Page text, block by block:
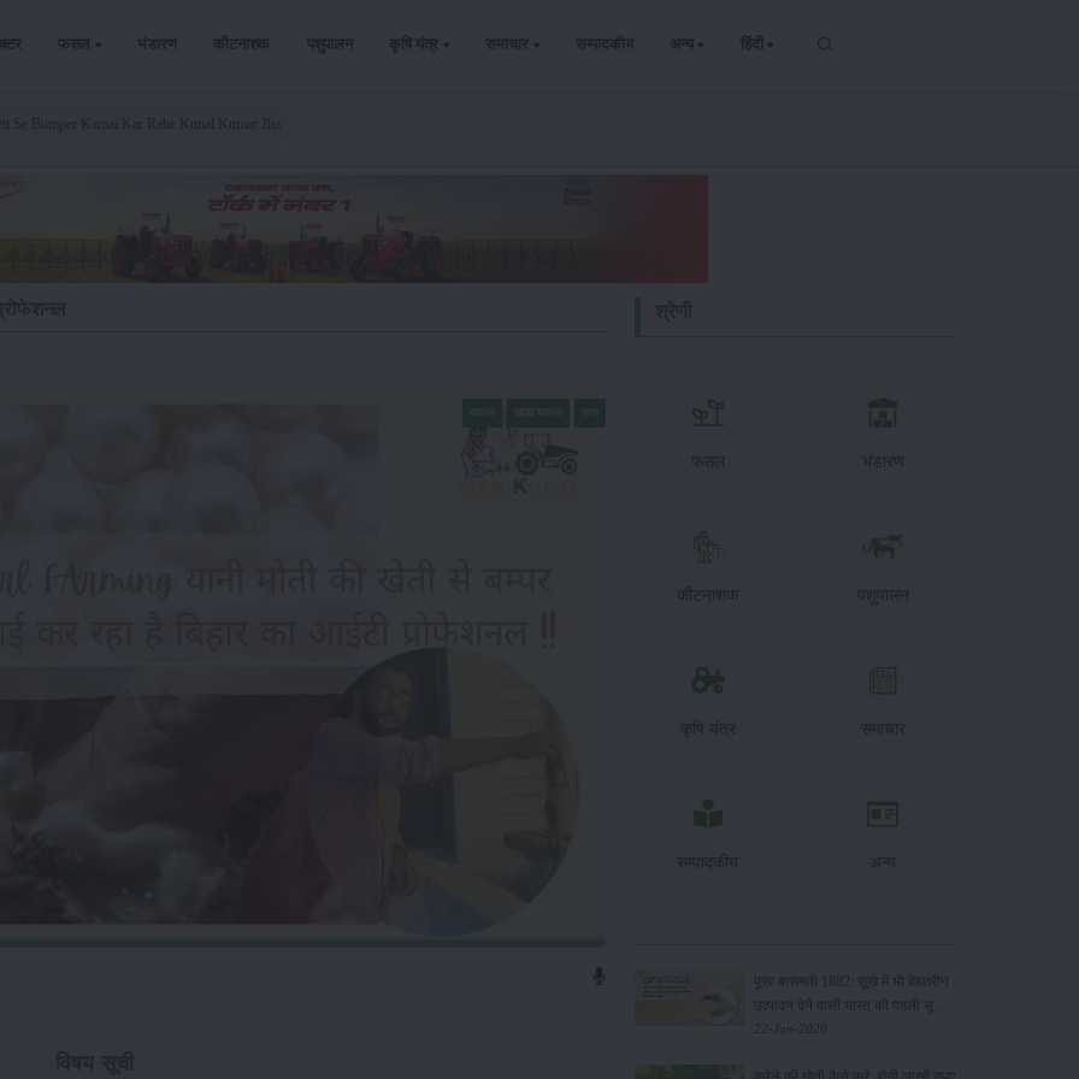
फसल भंडारण कीटनाशक पशुपालन कृषि यंत्र समाचार सम्पादकीय अन्य हिंदी
फसल भंडारण
कीटनाशक पशुपालन
कृषि यंत्र समाचार
सम्पादकीय अन्य
पूसा बासमती 1882: सूखे में भी बेहतरीन
उत्पादन देने वाली भारत की पहली सूखा-
सहिष्णु बासमती किस्म
22-Jun-2026